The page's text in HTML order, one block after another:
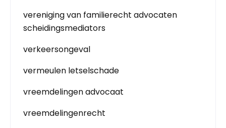
vereniging van familierecht advocaten
scheidingsmediators
verkeersongeval
vermeulen letselschade
vreemdelingen advocaat
vreemdelingenrecht